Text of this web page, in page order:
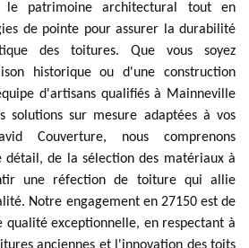
le patrimoine architectural tout en
de pointe pour assurer la durabilité
des toitures. Que vous soyez
historique ou d'une construction
d'artisans qualifiés à Mainneville
solutions sur mesure adaptées à vos
Couverture, nous comprenons
détail, de la sélection des matériaux à
une réfection de toiture qui allie
Notre engagement en 27150 est de
qualité exceptionnelle, en respectant à